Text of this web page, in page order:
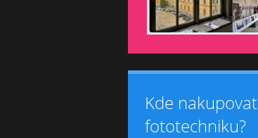
Kde nakupovat
fototechniku?